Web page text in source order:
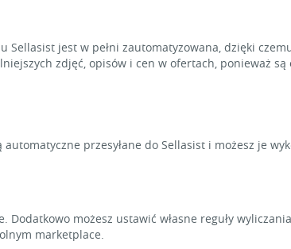
jest w pełni zautomatyzowana, dzięki
zdjęć, opisów i cen w ofertach, ponieważ
przesyłane do Sellasist i możesz je
Dodatkowo możesz ustawić własne reguły
marketplace.